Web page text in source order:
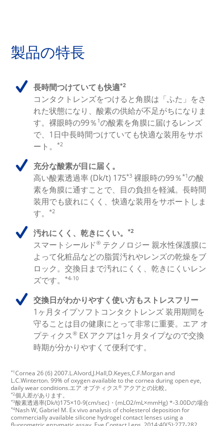
製品の特長
長時間つけていても快適*2
コンタクトレンズをつけると角膜は「ふた」をさ
れた状態になり、酸素の供給が不足がちになりま
す。裸眼時の99％ 1の酸素を角膜に届けるレンズ
で、1日中長時間つけていても快適な装用をサポ
ート。*2
充分な酸素が目に届く。
高い酸素透過率 (Dk/t) 175*3 裸眼時の99％*1の酸
素を角膜に通すことで、目の負担を軽減。長時間
装用でも疲れにくく、快適な装用をサポートしま
す。*2
汚れにくく、乾きにくい。*2
スマートシールド® テクノロジー 親水性保護膜に
よって化粧品などの脂質汚れやレンズの乾燥をブ
ロック。交換日まで汚れにくく、乾きにくいレン
ズです。*4-10
交換日がわかりやすく使い方もストレスフリー
1ヶ月タイプソフトコンタクトレンズ 装用期間を
守ることは目の健康にとって非常に重要。エア オ
プティクス® EX アクアは1ヶ月タイプなので交換
時期が分かりやすくて便利です。
*1Cornea 26 (6) 2007.L.Alvord,J.Hall,D.Keyes,C.F.Morgan and
L.C.Winterton. 99% of oxygen available to the cornea during open eye,
daily wear conditions.エア オプティクス® アクアとの比較。
*2個人差があります。
*3酸素透過率(Dk/t)175×10-9(cm/sec)・(mLO2/mL×mmHg) *-3.00Dの場合
*4Nash W, Gabriel M. Ex vivo analysis of cholesterol deposition for
commercially available silicone hydrogel contact lenses using a